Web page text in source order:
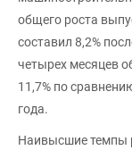
общего роста
составил 8,2%
четырех месяцев
11,7% по
года.
Наивысшие темпы